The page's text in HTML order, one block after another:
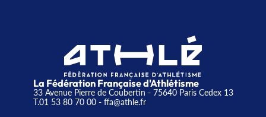
La Fédération Française d'Athlétisme
33 Avenue Pierre de Coubertin - 75640 Paris Cedex 13
T.01 53 80 70 00- ffa@athle.fr